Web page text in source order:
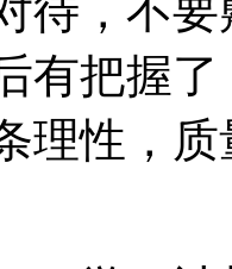
待，不
有把握
理性，